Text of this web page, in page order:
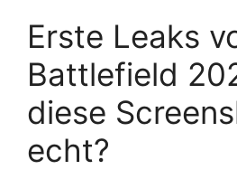
Erste Leaks
Battlefield
diese
echt?